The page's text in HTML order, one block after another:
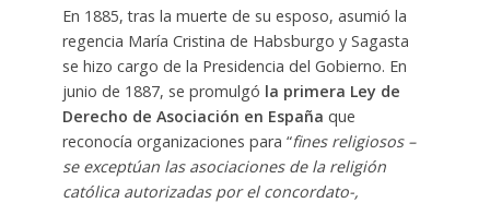
En 1885, tras la muerte de su esposo, asumió la
regencia María Cristina de Habsburgo y Sagasta
se hizo cargo de la Presidencia del Gobierno. En
junio de 1887, se promulgó la primera Ley de
Derecho de Asociación en España que
reconocía organizaciones para “fines religiosos –
se exceptúan las asociaciones de la religión
católica autorizadas por el concordato-,